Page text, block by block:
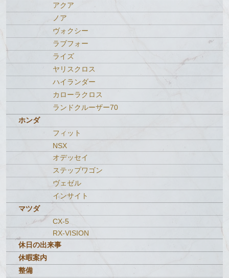
アクア
ノア
ヴォクシー
ラブフォー
ライズ
ヤリスクロス
ハイランダー
カローラクロス
ランドクルーザー70
ホンダ
フィット
NSX
オデッセイ
ステップワゴン
ヴェゼル
インサイト
マツダ
CX-5
RX-VISION
休日の出来事
休暇案内
整備